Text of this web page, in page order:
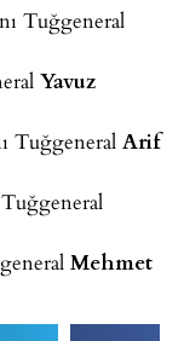
Tuğgeneral
Yavuz
Tuğgeneral Arif
Mehmet